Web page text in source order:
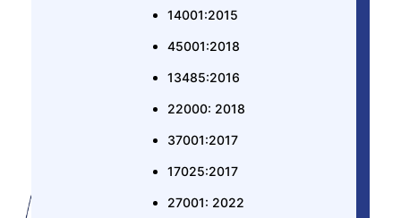
14001:2015
45001:2018
13485:2016
22000: 2018
37001:2017
17025:2017
27001: 2022